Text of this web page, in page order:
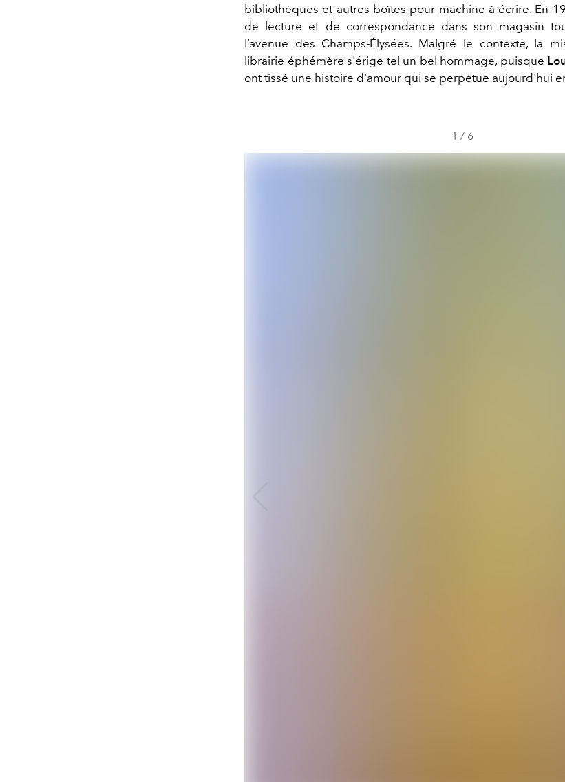
bibliothèques et autres boîtes pour machine à écrire. En
de lecture et de correspondance dans son magasin
l’avenue des Champs-Élysées. Malgré le contexte, la
librairie éphémère s'érige tel un bel hommage, puisque
ont tissé une histoire d'amour qui se perpétue aujourd'hui
1 / 6